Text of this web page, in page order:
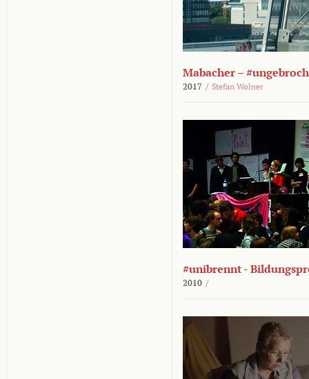
Mabacher –
2017 / Stefan Wolner
#unibrennt -
2010 /